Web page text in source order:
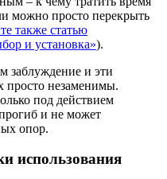
можно просто перекрыть
также статью
и установка»).
заблуждение и эти
просто незаменимы.
под действием
и не может
опор.
использования